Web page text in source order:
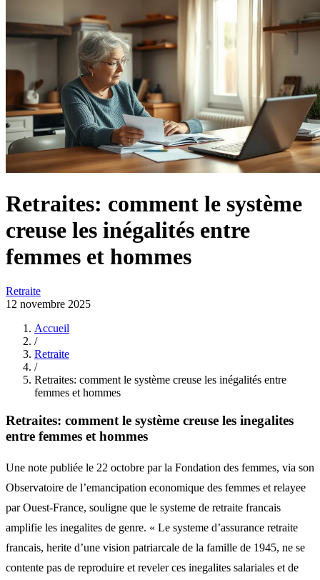
Retraites: comment le système
creuse les inégalités entre
femmes et hommes
Retraite
12 novembre 2025
Accueil
/
Retraite
/
Retraites: comment le système creuse les inégalités entre
femmes et hommes
Retraites: comment le système creuse les inegalites
entre femmes et hommes
Une note publiée le 22 octobre par la Fondation des femmes, via son
Observatoire de l’emancipation economique des femmes et relayee
par Ouest-France, souligne que le systeme de retraite francais
amplifie les inegalites de genre. « Le systeme d’assurance retraite
francais, herite d’une vision patriarcale de la famille de 1945, ne se
contente pas de reproduire et reveler ces inegalites salariales et de